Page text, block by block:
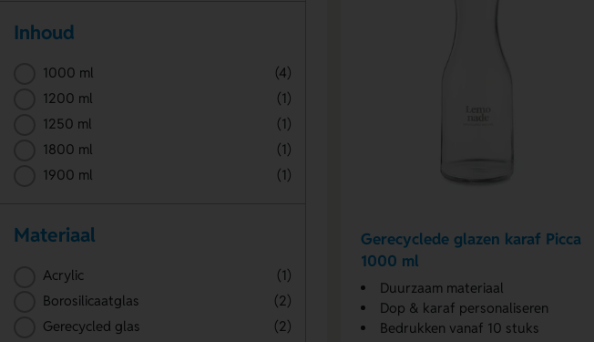
Gerecyclede glazen karaf Picca
1000 ml
Duurzaam materiaal
Dop & karaf personaliseren
Bedrukken vanaf 10 stuks
Inhoud
1000 ml
(4)
1200 ml
(1)
1250 ml
(1)
1800 ml
(1)
1900 ml
(1)
Materiaal
Acrylic
(1)
Borosilicaatglas
(2)
Gerecycled glas
(2)